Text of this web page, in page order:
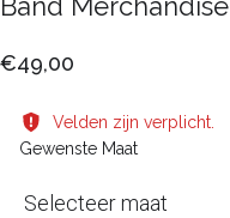
€49,00
Velden zijn verplicht.
Gewenste Maat
Selecteer maat